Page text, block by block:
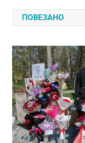
чланка
ПОВЕЗАНО